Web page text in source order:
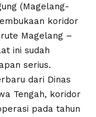
(Magelang-
koridor
Magelang –
ini sudah
serius.
dari Dinas
Tengah, koridor
pada tahun